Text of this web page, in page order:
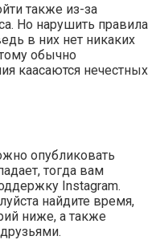
также из-за
Но нарушить правила
в них нет никаких
обычно
каасаются нечестных
опубликовать
тогда вам
Instagram.
найдите время,
ниже, а также